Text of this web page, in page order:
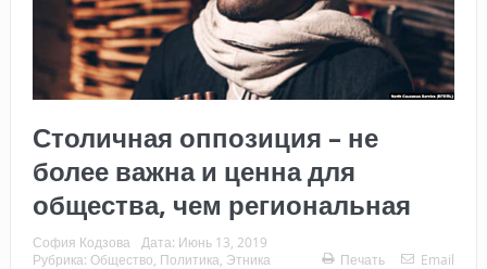
Столичная оппозиция – не
более важна и ценна для
общества, чем региональная
София Кодзова Дата: Июнь 13, 2019
Рубрика: Общество Политика Этника Печать Email